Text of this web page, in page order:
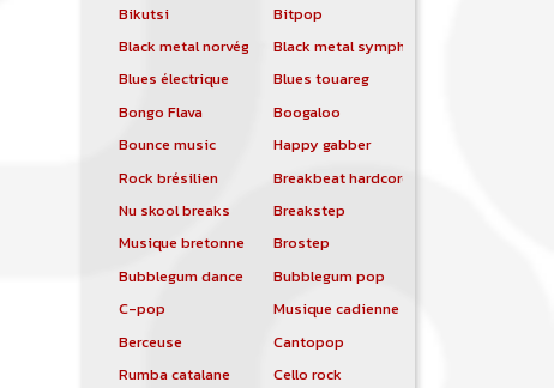
Bikutsi
Bitpop
Black metal norvégien
Black metal symphonique
Blues électrique
Blues touareg
Bongo Flava
Boogaloo
Bounce music
Happy gabber
Rock brésilien
Breakbeat hardcore
Nu skool breaks
Breakstep
Musique bretonne
Brostep
Bubblegum dance
Bubblegum pop
C-pop
Musique cadienne
Berceuse
Cantopop
Rumba catalane
Cello rock